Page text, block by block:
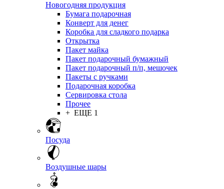
Новогодняя продукция
Бумага подарочная
Конверт для денег
Коробка для сладкого подарка
Открытка
Пакет майка
Пакет подарочный бумажный
Пакет подарочный п/п, мешочек
Пакеты с ручками
Подарочная коробка
Сервировка стола
Прочее
+ ЕЩЕ 1
Посуда
Воздушные шары